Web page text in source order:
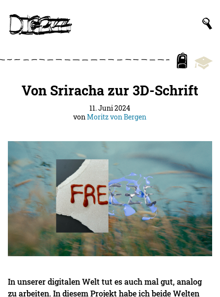
Von Sriracha zur 3D-Schrift
11. Juni 2024
vonMoritz von Bergen
In unserer digitalen Welt tut es auch mal gut, analog
zu arbeiten. In diesem Projekt habe ich beide Welten